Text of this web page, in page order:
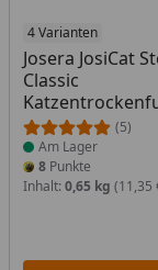
4 Varianten
Josera JosiCat
Classic
(5)
Produkt am
Am Lager
8 Punkte
Inhalt: 0,65 kg (11,35